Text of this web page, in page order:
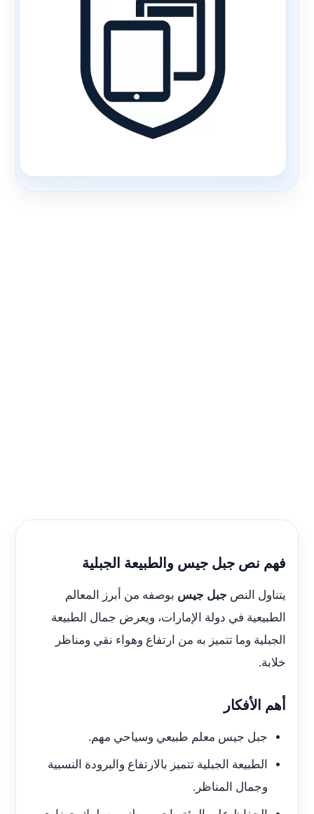
فهم نص جبل جيس والطبيعة الجبلية
يتناول النص جبل جيسبوصفه من أبرز المعالم
الطبيعية في دولة الإمارات، ويعرض جمال الطبيعة
الجبلية وما تتميز به من ارتفاع وهواء نقي ومناظر
خلابة.
أهم الأفكار
جبل جيس معلم طبيعي وسياحي مهم.
الطبيعة الجبلية تتميز بالارتفاع والبرودة النسبية
وجمال المناظر.